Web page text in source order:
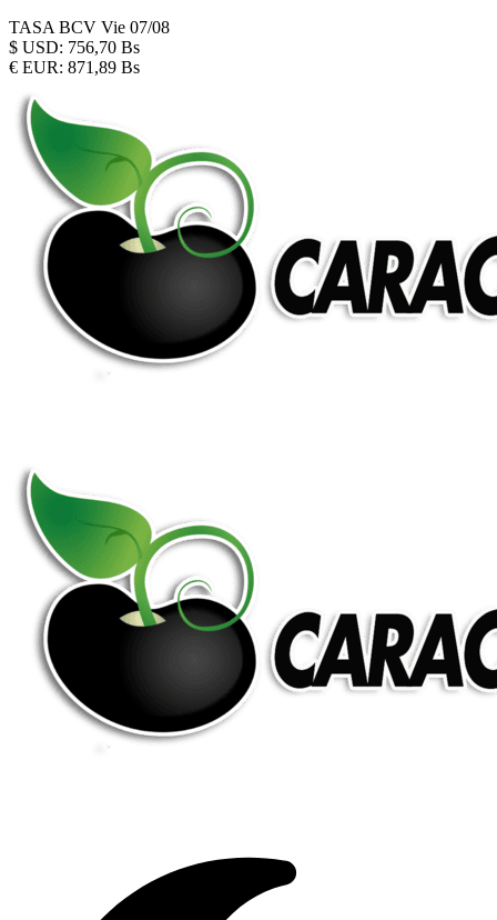
TASA BCV Vie 07/08
$ USD: 756,70 Bs
€ EUR: 871,89 Bs